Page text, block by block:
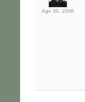
Ago 30, 2006